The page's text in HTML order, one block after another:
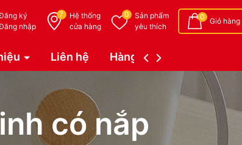
ký
nhập
7
Hệ thống
cửa hàng
0
Sản phẩm
yêu thích
0 Giỏ hàng
Liên hệ Hàng đặt trước (Coming
có nắp